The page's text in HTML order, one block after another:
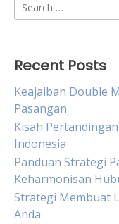
for:
Recent Posts
Keajaiban Double
Pasangan
Kisah
Indonesia
Panduan Strategi
Keharmonisan
Strategi Membuat
Anda